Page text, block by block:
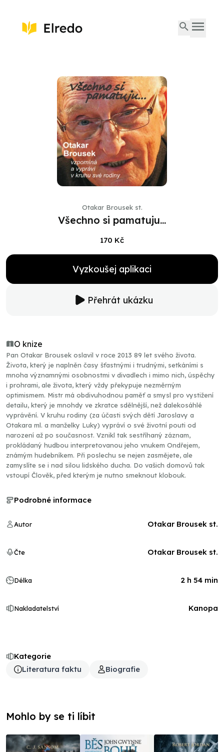
Otakar Brousek st.
Všechno si pamatuju...
170 Kč
Vyzkoušej aplikaci
Přehrát ukázku
O knize
Pan Otakar Brousek oslavil v roce 2013 89 let svého života.
Života, který je naplněn časy šťastnými i trudnými, setkáními s
mnoha významnými osobnostmi v divadlech i mimo nich, úspěchy
i prohrami, ale života, který vždy překypuje nezměrným
optimismem. Mistr má obdivuhodnou paměť a smysl pro vystižení
detailu, který je mnohdy ve zkratce sdělnější, než dalekosáhlé
vyprávění. V kruhu rodiny (za účasti svých dětí Jaroslavy a
Otakara ml. a manželky Luky) vypráví o své životní pouti od
narození až po současnost. Vznikl tak sestříhaný záznam,
prokládaný hudbou interpretovanou jeho vnukem Ondřejem,
známým hudebníkem. Při poslechu se nejen zasmějete, ale
zamyslíte se i nad silou lidského ducha. Do vašich domovů tak
vstoupí Člověk, před kterým je nutno smeknout klobouk.
Kategorie
Literatura faktu
Biografie
Podrobné informace
Autor Otakar Brousek st.
Čte Otakar Brousek st.
Délka 2 h 54 min
Nakladatelství Kanopa
Mohlo by se ti líbit